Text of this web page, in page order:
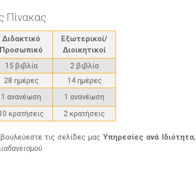
Πίνακας
Διδακτικό
Προσωπικό
Εξωτερικοί/
Διοικητικοί
15 βιβλία
2 βιβλία
28 ημέρες
14 ημέρες
1 ανανέωση
1 ανανέωση
κρατήσεις 2 κρατήσεις
τις σελίδες μαςΥπηρεσίες ανά Ιδιότητα,
.